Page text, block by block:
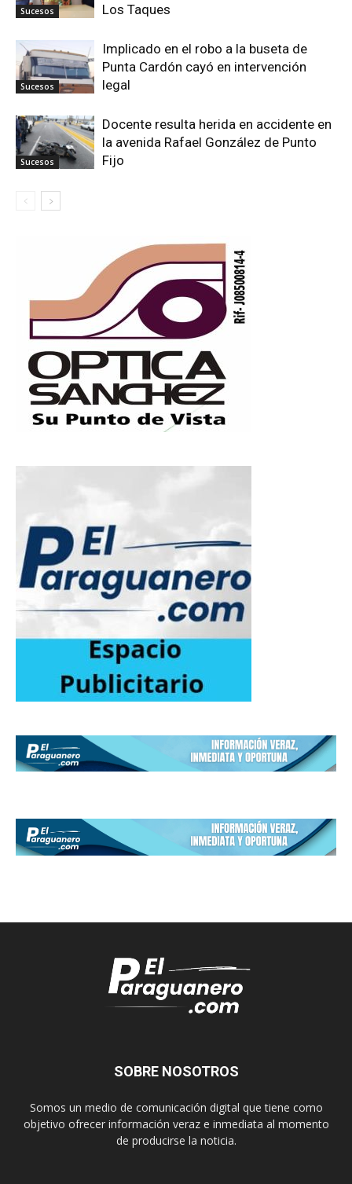
Sucesos
Los Taques
Sucesos
Implicado en el robo a la buseta de
Punta Cardón cayó en intervención
legal
Sucesos
Docente resulta herida en accidente en
la avenida Rafael González de Punto
Fijo
SOBRE NOSOTROS
Somos un medio de comunicación digital que tiene como
objetivo ofrecer información veraz e inmediata al momento
de producirse la noticia.